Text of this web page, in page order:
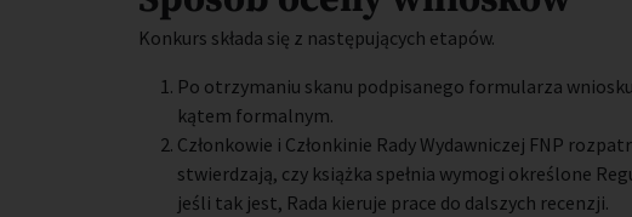
Konkurs składa się z następujących etapów.
Po otrzymaniu skanu podpisanego formularza
kątem formalnym.
Członkowie i Członkinie Rady Wydawniczej FNP
stwierdzają, czy książka spełnia wymogi określone
jeśli tak jest, Rada kieruje prace do dalszych recenzji.